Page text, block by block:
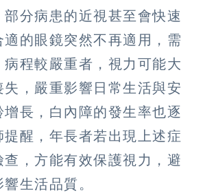
部分病患的近視甚至會快速
適的眼鏡突然不再適用，需
程較嚴重者，視力可能大
，嚴重影響日常生活與安
長，白內障的發生率也逐
醒，年長者若出現上述症
，方能有效保護視力，避
生活品質。